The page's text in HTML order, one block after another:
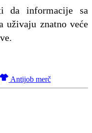
da informacije sa
uživaju znatno veće
Antijob merč